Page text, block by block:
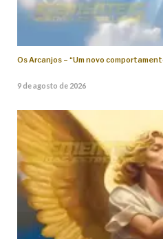
Os Arcanjos – “Um novo
9 de agosto de 2026